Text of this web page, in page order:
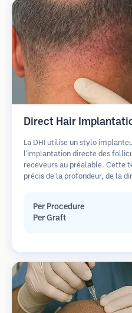
Direct Hair
La DHI utilise un stylo
l'implantation directe des
receveurs au préalable. Cette
précis de la profondeur, de la
Per Procedure
Per Graft